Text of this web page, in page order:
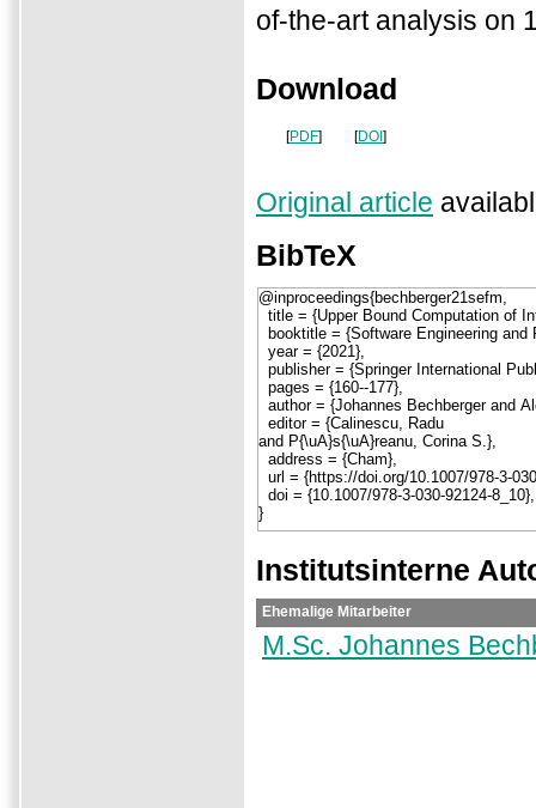
of-the-art analysis on
Download
[PDF] [DOI ]
Original article
BibTeX
Institutsinterne
Ehemalige Mitarbeiter
M.Sc. Johannes